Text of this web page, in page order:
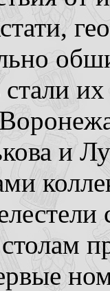
и